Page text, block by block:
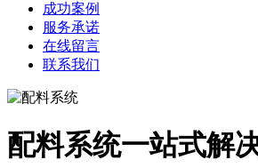
成功案例
服务承诺
在线留言
联系我们
配料系统一站式解